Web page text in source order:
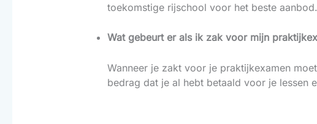
toekomstige rijschool voor het beste aanbod.
Wat gebeurt er als ik zak voor mijn
Wanneer je zakt voor je praktijkexamen
bedrag dat je al hebt betaald voor je lessen